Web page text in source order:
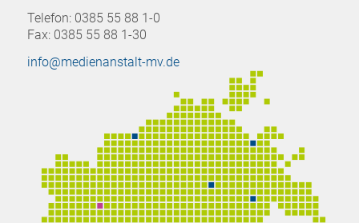
Telefon: 0385 55 88 1-0
Fax: 0385 55 88 1-30
info@medienanstalt-mv.de